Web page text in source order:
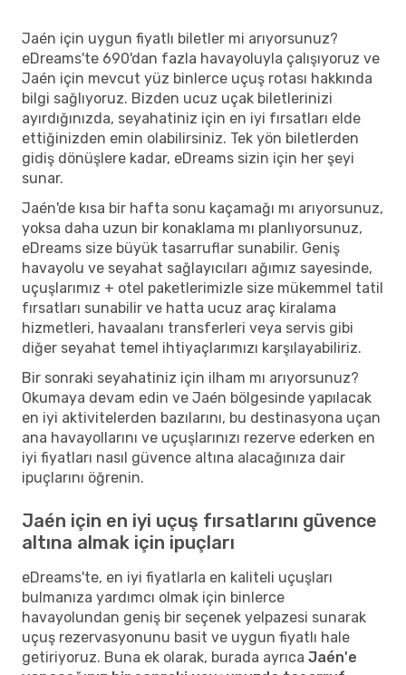
Jaén için uygun fiyatlı biletler mi arıyorsunuz?
eDreams'te 690'dan fazla havayoluyla çalışıyoruz ve
Jaén için mevcut yüz binlerce uçuş rotası hakkında
bilgi sağlıyoruz. Bizden ucuz uçak biletlerinizi
ayırdığınızda, seyahatiniz için en iyi fırsatları elde
ettiğinizden emin olabilirsiniz. Tek yön biletlerden
gidiş dönüşlere kadar, eDreams sizin için her şeyi
sunar.
Jaén'de kısa bir hafta sonu kaçamağı mı arıyorsunuz,
yoksa daha uzun bir konaklama mı planlıyorsunuz,
eDreams size büyük tasarruflar sunabilir. Geniş
havayolu ve seyahat sağlayıcıları ağımız sayesinde,
uçuşlarımız + otel paketlerimizle size mükemmel tatil
fırsatları sunabilir ve hatta ucuz araç kiralama
hizmetleri, havaalanı transferleri veya servis gibi
diğer seyahat temel ihtiyaçlarımızı karşılayabiliriz.
Bir sonraki seyahatiniz için ilham mı arıyorsunuz?
Okumaya devam edin ve Jaén bölgesinde yapılacak
en iyi aktivitelerden bazılarını, bu destinasyona uçan
ana havayollarını ve uçuşlarınızı rezerve ederken en
iyi fiyatları nasıl güvence altına alacağınıza dair
ipuçlarını öğrenin.
Jaén için en iyi uçuş fırsatlarını güvence
altına almak için ipuçları
eDreams'te, en iyi fiyatlarla en kaliteli uçuşları
bulmanıza yardımcı olmak için binlerce
havayolundan geniş bir seçenek yelpazesi sunarak
uçuş rezervasyonunu basit ve uygun fiyatlı hale
getiriyoruz. Buna ek olarak, burada ayrıca Jaén'e